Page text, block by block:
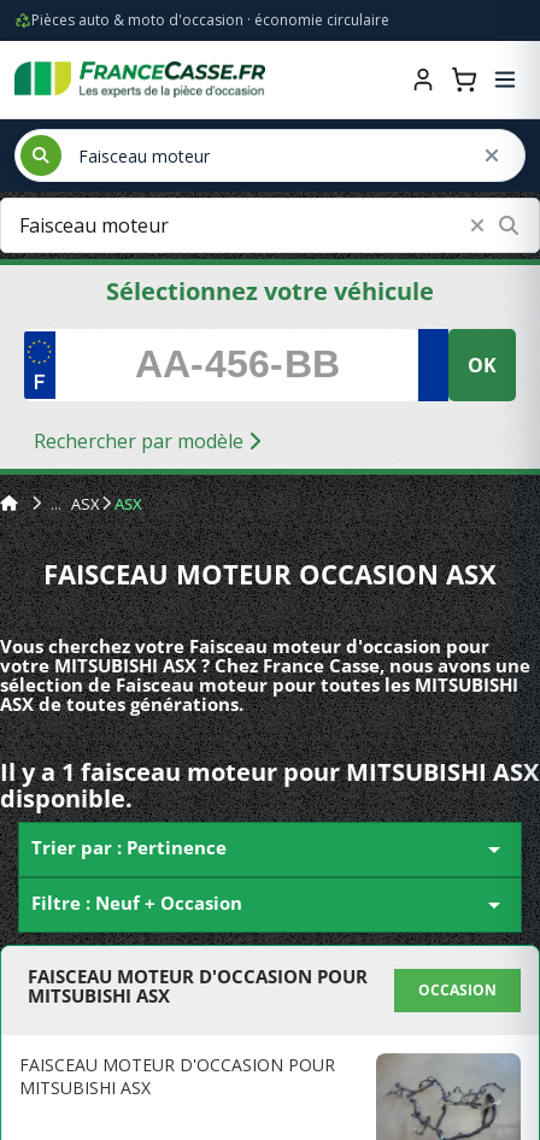
Pièces auto & moto d'occasion · économie circulaire
Sélectionnez votre véhicule
OK
Rechercher par modèle
ASX ASX
FAISCEAU MOTEUR OCCASION ASX
Vous cherchez votre Faisceau moteur d'occasion pour
votre MITSUBISHI ASX ? Chez France Casse, nous avons une
sélection de Faisceau moteur pour toutes les MITSUBISHI
ASX de toutes générations.
Il y a 1 faisceau moteur pour MITSUBISHI ASX
disponible.
Trier par : Pertinence 
Filtre : Neuf + Occasion 
FAISCEAU MOTEUR D'OCCASION POUR
MITSUBISHI ASX
OCCASION
FAISCEAU MOTEUR D'OCCASION POUR
MITSUBISHI ASX